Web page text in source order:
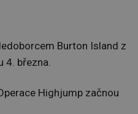
Burton Island z
4. března.
Highjump začnou